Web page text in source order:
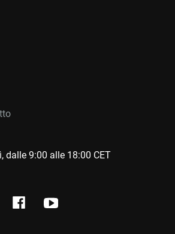
dalle 9:00 alle 18:00 CET